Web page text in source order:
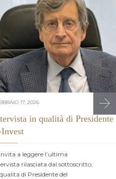
17, 2026
in qualità di Presidente
a leggere l’ultima
rilasciata dal sottoscritto,
di Presidente del